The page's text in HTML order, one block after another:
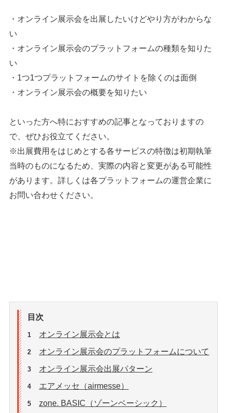
・オンライン展示会を出展したいけどやり方がわからな
い
・オンライン展示会のプラットフォームの種類を知りた
い
・1つ1つプラットフォームのサイトを除くのは面倒
・オンライン展示会の概要を知りたい
といった方へ特におすすめの記事となっておりますの
で、ぜひお役立てください。
※出展費用をはじめとする各サービスの特徴は初期執筆
当時のものになるため、実際の内容と変更がある可能性
があります。詳しくは各プラットフォームの運営企業に
お問い合わせください。
目次
1 オンライン展示会とは
2 オンライン展示会のプラットフォームについて
3 オンライン展示会出展パターン
4 エアメッセ（airmesse）
5 zone. BASIC（ゾーンベーシック）